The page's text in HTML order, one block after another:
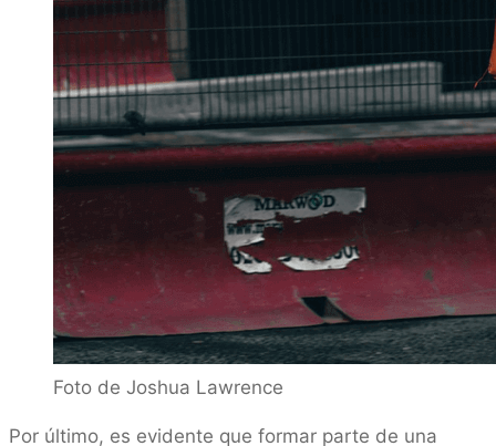
Foto de Joshua Lawrence
Por último, es evidente que formar parte de una